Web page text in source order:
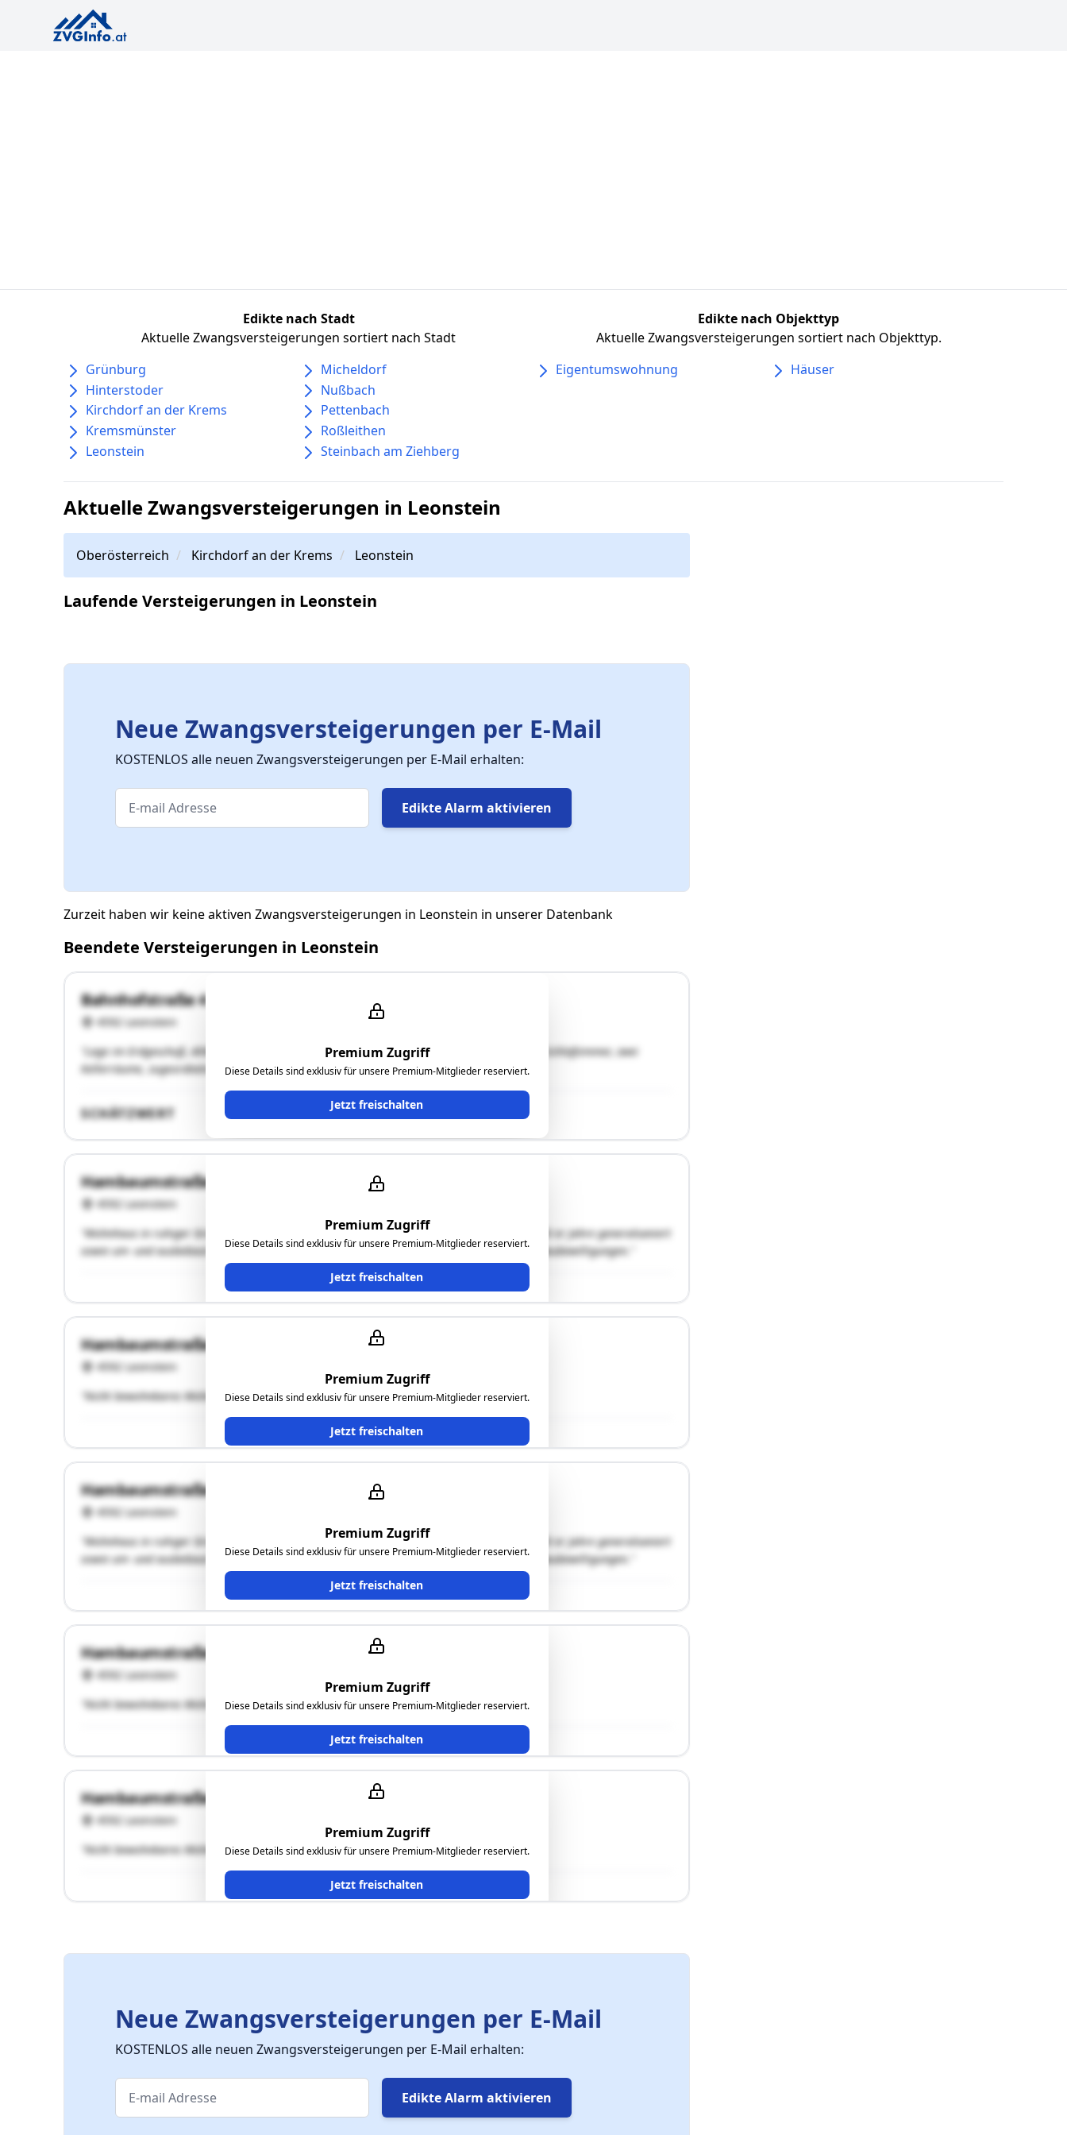
Edikte nach Stadt
Aktuelle Zwangsversteigerungen sortiert nach Stadt
Grünburg
Hinterstoder
Kirchdorf an der Krems
Kremsmünster
Leonstein
Micheldorf
Nußbach
Pettenbach
Roßleithen
Steinbach am Ziehberg
Edikte nach Objekttyp
Aktuelle Zwangsversteigerungen sortiert nach Objekttyp.
Eigentumswohnung
Häuser
Aktuelle Zwangsversteigerungen in Leonstein
Oberösterreich Kirchdorf an der Krems Leonstein
Laufende Versteigerungen in Leonstein
Neue Zwangsversteigerungen per E-Mail
KOSTENLOS alle neuen Zwangsversteigerungen per E-Mail erhalten:
Edikte Alarm aktivieren
Zurzeit haben wir keine aktiven Zwangsversteigerungen in Leonstein in unserer Datenbank
Beendete Versteigerungen in Leonstein
Premium Zugriff
Diese Details sind exklusiv für unsere Premium-Mitglieder reserviert.
Jetzt freischalten
Bahnhofstraße 4
4592 Leonstein
"Lage im Erdgeschoß, Altbau (Baujahr 1913), Vorraum, Dusche mit WC, Küche, Wohnzimmer, Schlafzimmer, zwei
Kellerräume, zugeordnete Freiflächen, kein zugeordneter Parkplatz"
SCHÄTZWERT
Premium Zugriff
Diese Details sind exklusiv für unsere Premium-Mitglieder reserviert.
Jetzt freischalten
Hambaumstraße 18
4592 Leonstein
"Wohnhaus in ruhiger Grünlandlage, Grundsubstanz aus dem 18. Jahrhundert, Mitte der 1960 er Jahre generalsaniert
sowie um- und ausbebaut. Mehrere Nebengebäude. Laut Bauabteilung der Gemeinde keine Baubewilligungen."
Premium Zugriff
Diese Details sind exklusiv für unsere Premium-Mitglieder reserviert.
Jetzt freischalten
Hambaumstraße 15
4592 Leonstein
"Nicht bewohnbares Wohngebäude und desolate Holzhütte im Grünland."
Premium Zugriff
Diese Details sind exklusiv für unsere Premium-Mitglieder reserviert.
Jetzt freischalten
Hambaumstraße 18
4592 Leonstein
"Wohnhaus in ruhiger Grünlandlage, Grundsubstanz aus dem 18. Jahrhundert, Mitte der 1960 er Jahre generalsaniert
sowie um- und ausbebaut. Mehrere Nebengebäude. Laut Bauabteilung der Gemeinde keine Baubewilligungen."
Premium Zugriff
Diese Details sind exklusiv für unsere Premium-Mitglieder reserviert.
Jetzt freischalten
Hambaumstraße 15
4592 Leonstein
"Nicht bewohnbares Wohngebäude und desolate Holzhütte im Grünland."
Premium Zugriff
Diese Details sind exklusiv für unsere Premium-Mitglieder reserviert.
Jetzt freischalten
Hambaumstraße 15
4592 Leonstein
"Nicht bewohnbares Wohngebäude und desolate Holzhütte im Grünland."
Neue Zwangsversteigerungen per E-Mail
KOSTENLOS alle neuen Zwangsversteigerungen per E-Mail erhalten:
Edikte Alarm aktivieren